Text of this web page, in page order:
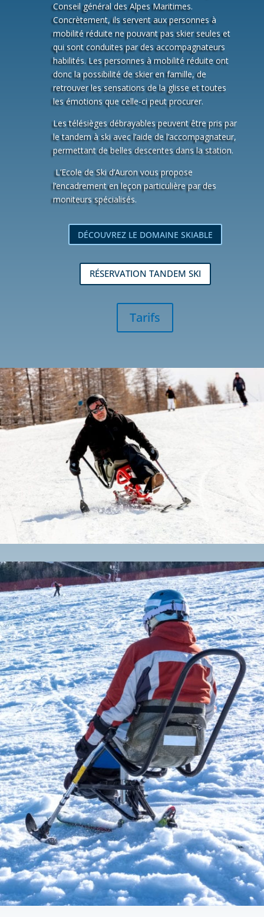
Conseil général des Alpes Maritimes.
Concrètement, ils servent aux personnes à
mobilité réduite ne pouvant pas skier seules et
qui sont conduites par des accompagnateurs
habilités. Les personnes à mobilité réduite ont
donc la possibilité de skier en famille, de
retrouver les sensations de la glisse et toutes
les émotions que celle-ci peut procurer.
Les télésièges débrayables peuvent être pris par
le tandem à ski avec l’aide de l’accompagnateur,
permettant de belles descentes dans la station.
L’Ecole de Ski d’Auron vous propose
l’encadrement en leçon particulière par des
moniteurs spécialisés.
DÉCOUVREZ LE DOMAINE SKIABLE
RÉSERVATION TANDEM SKI
Tarifs